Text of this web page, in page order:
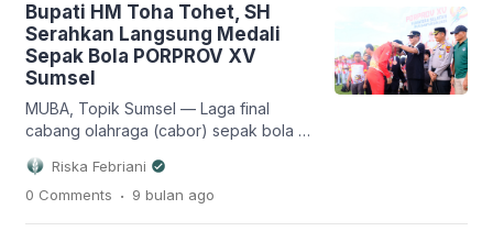
rekapitulasi total peraihan medali
keseluruhan, namun dari hasil
penghitungan Muba akan
mendapatkan juara umum PORPROV
XV Sumsel, karena telah meninggalkan
jauh perolehan medali […]
Bupati HM Toha Tohet, SH
Serahkan Langsung Medali
Sepak Bola PORPROV XV
Sumsel
MUBA, Topik Sumsel — Laga final
cabang olahraga (cabor) sepak bola di
(30/10/2025) petang di Stadion
Serasan Sekate Sekayu berlangsung
Riska Febriani
0 Comments . 9 bulan ago